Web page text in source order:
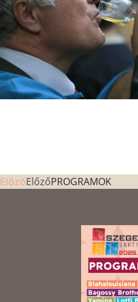
ElőzőElőzőPROGRAMOK